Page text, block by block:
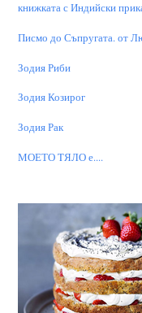
книжката с Индийски
Писмо до Съпругата. от
Зодия Риби
Зодия Козирог
Зодия Рак
МОЕТО TЯЛО е....